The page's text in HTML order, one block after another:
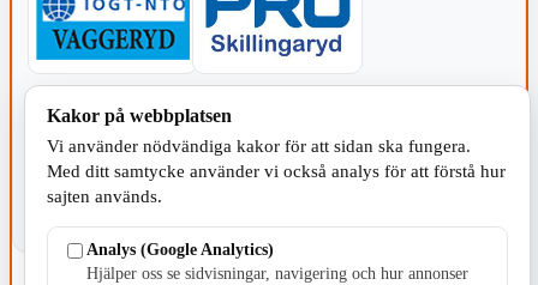
Kakor på webbplatsen
Vi använder nödvändiga kakor för att sidan ska fungera.
Med ditt samtycke använder vi också analys för att förstå hur
sajten används.
Analys (Google Analytics)
Hjälper oss se sidvisningar, navigering och hur annonser